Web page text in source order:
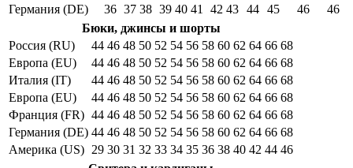
Германия (DE)
36 37 38 39 40 41 42 43 44 45 46
46
Бюки, джинсы и шорты
Россия (RU)
44 46 48 50 52 54 56 58 60 62 64 66 68
Европа (EU)
44 46 48 50 52 54 56 58 60 62 64 66 68
Италия (IT)
44 46 48 50 52 54 56 58 60 62 64 66 68
Европа (EU)
44 46 48 50 52 54 56 58 60 62 64 66 68
Франция (FR) 44 46 48 50 52 54 56 58 60 62 64 66 68
Германия (DE) 44 46 48 50 52 54 56 58 60 62 64 66 68
Америка (US) 29 30 31 32 33 34 35 36 38 40 42 44 46